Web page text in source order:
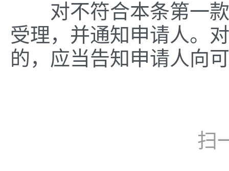
对不符合本条第一款
受理，并通知申请人。
的，应当告知申请人向
扫